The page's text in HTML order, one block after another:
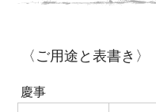
〈ご用途と表書き〉
慶事